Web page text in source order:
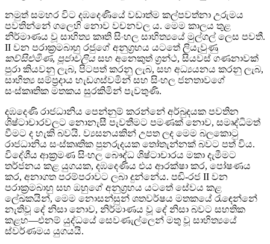
නමුත් සමහර විට දඹදෙණියේ වඩාත්ම කල්පවත්නා උරුමය
පවතින්නේ ගලෙහි නොව වචනවල ය. මෙම කාලය තුළ
නිර්මාණය වූ සාහිත්‍ය කෘති සිංහල සාහිත්‍යයේ මුල්ගල් ලෙස පවතී.
II වන පරාක්‍රමබාහු රජුගේ අනුග්‍රහය යටතේ ලියැවුණු
කව්සිළුමිණ, පූජාවලිය සහ අනෙකුත් ග්‍රන්ථ, සියවස් ගණනාවක්
පුරා කියවනු ලැබ, පිටපත් කරනු ලැබ, සහ අධ්‍යයනය කරනු ලැබ,
සාහිත්‍ය සම්ප්‍රදාය හැඩගස්වමින් සහ සිංහල ජනතාවගේ
සංස්කෘතික මතකය සුරකිමින් පැවතුණි.
දඹදෙණි රාජධානිය පෙන්නුම් කරන්නේ අර්බුදයක පවතින
ශිෂ්ටාචාරවලට නොනැසී පැවතීමට පමණක් නොව, සමෘද්ධිමත්
වීමට ද හැකි බවයි. ව්‍යසනයකින් උපත ලද මෙම බලකොටු
රාජධානිය සංස්කෘතික පුනරුදයක තෝතැන්නක් බවට පත් විය.
විදේශීය ආක්‍රමණ සිංහල බෞද්ධ ශිෂ්ටාචාරය මකා දැමීමට
තර්ජනය කළ යුගයක, දඹදෙණිය එය ආරක්ෂා කර, පෝෂණය
කර, අනාගත පරම්පරාවට ලබා දුන්නේය. පඬි-රජ II වන
පරාක්‍රමබාහු සහ ඔහුගේ අනුග්‍රහය යටතේ සේවය කළ
ලේඛකයින්, මෙම නොසන්සුන් ශතවර්ෂය මතකයේ රැඳෙන්නේ
නැතිවූ දේ නිසා නොව, නිර්මාණය වූ දේ නිසා බවට සහතික
කළහ—එනම් යුද්ධයේ සෙවණැල්ලෙන් මතු වූ සාහිත්‍යයේ
ස්වර්ණමය යුගයයි.